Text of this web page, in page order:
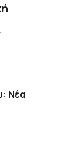
Νέα